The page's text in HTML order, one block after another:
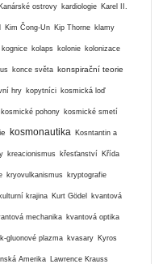
Kanárské ostrovy kardiologie Karel II.
Kim Čong-Un Kip Thorne klamy
kognice kolaps kolonie kolonizace
konce světa konspirační teorie
hry kopytníci kosmická loď
kosmické pohony kosmické smetí
kosmonautika Kosntantin a
kreacionismus křesťanství Křída
kryovulkanismus kryptografie
kulturní krajina Kurt Gödel kvantová
mechanika kvantová optika
gluonové plazma kvasary Kyros
Amerika Lawrence Krauss